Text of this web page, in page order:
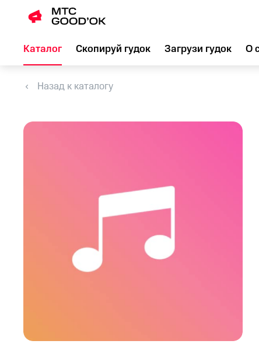
Каталог Скопируй гудок Загрузи гудок О
Назад к каталогу